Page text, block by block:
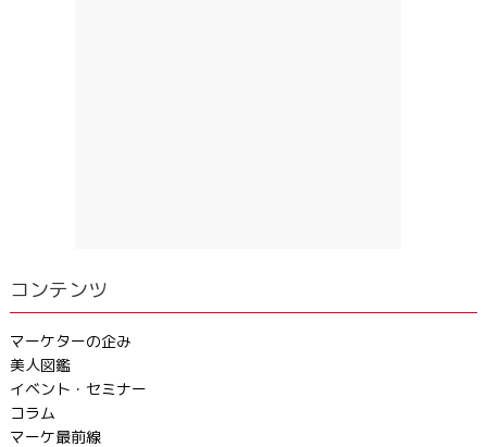
コンテンツ
マーケターの企み
美人図鑑
イベント・セミナー
コラム
マーケ最前線